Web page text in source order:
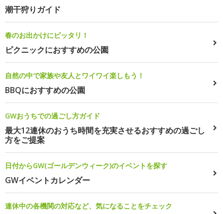
潮干狩りガイド
春のお出かけにピッタリ！
ピクニックにおすすめの公園
自然の中で家族や友人とワイワイ楽しもう！
BBQにおすすめの公園
GWおうちでの過ごし方ガイド
最大12連休のおうち時間を充実させるおすすめの過ごし
方をご提案
日付からGW(ゴールデンウィーク)のイベントを探す
GWイベントカレンダー
連休中の各機関の対応など、気になることをチェック